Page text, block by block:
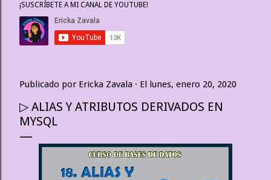
¡SUSCRÍBETE A MI CANAL DE YOUTUBE!
Publicado por Ericka Zavala El lunes, enero 20, 2020
▷ ALIAS Y ATRIBUTOS DERIVADOS EN
MYSQL